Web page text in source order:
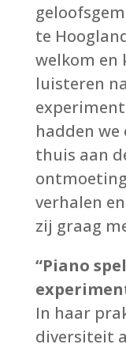
te
welkom en
luisteren
hadden
thuis aan
verhalen
zij graag
“Piano
In haar
diversiteit